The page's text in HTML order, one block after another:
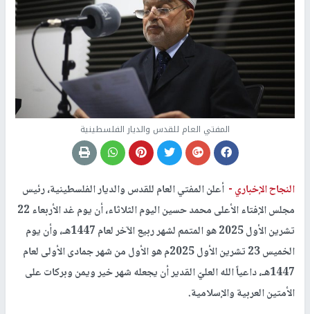
المفتي العام للقدس والديار الفلسطينية
النجاح الإخباري - أعلن المفتي العام للقدس والديار الفلسطينية، رئيس
مجلس الإفتاء الأعلى محمد حسين اليوم الثلاثاء، أن يوم غد الأربعاء 22
تشرين الأول 2025 هو المتمم لشهر ربيع الآخر لعام 1447هـ، وأن يوم
الخميس 23 تشرين الأول 2025م هو الأول من شهر جمادى الأولى لعام
1447هـ، داعياً الله العليّ القدير أن يجعله شهر خير ويمن وبركات على
الأمتين العربية والإسلامية.